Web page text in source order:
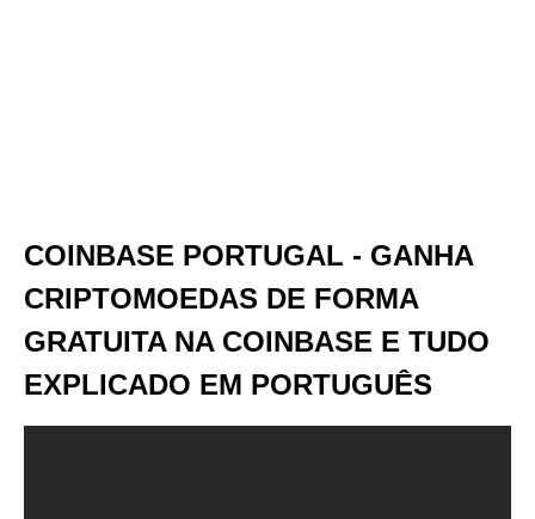
COINBASE PORTUGAL - GANHA
CRIPTOMOEDAS DE FORMA
GRATUITA NA COINBASE E TUDO
EXPLICADO EM PORTUGUÊS